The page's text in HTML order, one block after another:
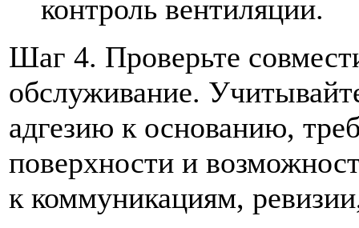
контроль вентиляции.
Шаг 4. Проверьте
обслуживание.
адгезию к основанию,
поверхности и
к коммуникациям,